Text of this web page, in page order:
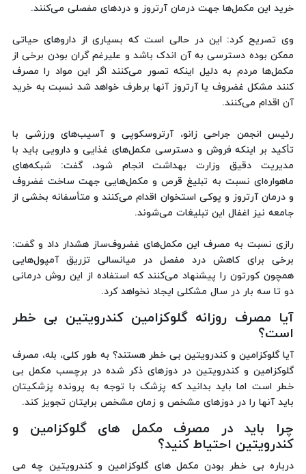
خرید این مکمل‌ها جهت درمان آرتروز و دردهای مفصلی می‌کنند.
وی تصریح کرد: این در حالی است که بسیاری از داروهای حیاتی
ممکن بوده دسترسی به آن اندک باشد و علیرغم گران بودن برخی از
مکمل‌ها مردم به دلیل اینکه تصور می‌کنند اگر این مواد را مصرف
کنند مشکل غضروف یا آرتروز آنها برطرف خواهد شد نسبت به خرید
آن اقدام می‌کنند.
رئیس انجمن جراحی‌ زانو، آرتروسکوپی و آسیب‌های ورزشی با
تأکید بر اینکه فروش و دسترسی مکمل‌های غذایی و دارویی باید با
مدیریت دقیق وزارت بهداشت انجام شود، گفت: شبکه‌های
ماهواره‌ای نسبت به تبلیغ قرص و مکمل‌هایی جهت ساخت غضروف
و درمان آرتروز و پوکی استخوان اقدام می‌کنند و متأسفانه بخشی از
جامعه نیز اغفال این تبلیغات می‌شوند.
رازی نسبت به مصرف این مکمل‌های غضروف‌ساز هشدار داد و گفت:
برخی برای کاهش درد مفصل در میانسالی تزریق آمپول‌هایی
همچون کورتون را پیشنهاد می‌کنند که استفاده از این روش درمانی
دو تا سه بار در سال مشکلی ایجاد نخواهد کرد.
آیا مصرف روزانه گلوکزامین کندرویتین بی خطر
است؟
آیا گلوکزامین و کندرویتین بی خطر هستند؟ به طور کلی، بله، مصرف
گلوکزامین و کندرویتین در دوزهای ذکر شده در برچسب مکمل بی
خطر است اما باید بدانید که پزشک با توجه به پرونده پزشکیتان
باید آنها را در دوزهای مشخص و زمان مشخص برایتان تجویز کند.
چرا باید در مصرف مکمل های گلوکزامین و
کندرویتین احتیاط کنید؟
درباره بی خطر بودن مکمل های گلوکزامین و کندرویتین چه می